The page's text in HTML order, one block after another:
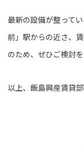
最新の設備が整って
前」駅からの近さ、
のため、ぜひご検討
以上、飯島興産賃貸部